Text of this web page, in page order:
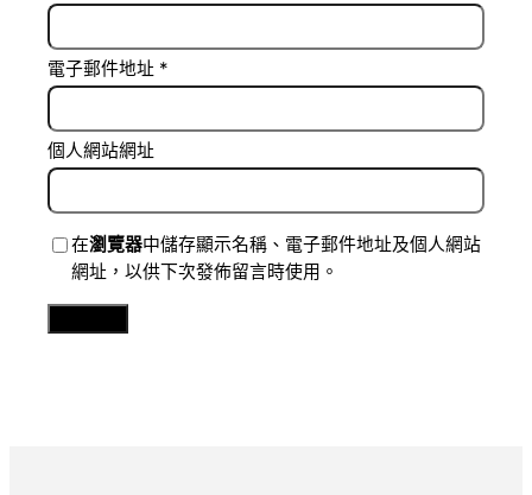
電子郵件地址 *
個人網站網址
在瀏覽器中儲存顯示名稱、電子郵件地址及個人網站
網址，以供下次發佈留言時使用。